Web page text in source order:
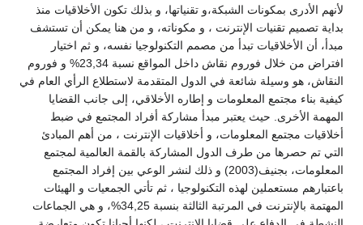
لأنهم الأدرى بمكونات الشبكة،و تقنياتها، و بذلك تكون الأخلاقيات منذ
بداية تصميم تقنيات الإنترنت ، و مكوناته، و من هنا يمكن أن تستشف
مبدأ، أن الأخلاقيات تبدأ من مصمم التكنولوجيا نفسه، و ثم اختيار
افتراض من خلال فوروم نقاش داخل المواقع نسبة 23,34% و فوروم
النقاش، هو وسيلة شائعة في الدول المتقدمة لاستطلاع الرأي العام في
كيفية بناء مجتمع المعلومات و إطاره الأخلاقي، إلى جانب القضايا
المهمة الأخرى. حيث يعتبر مبدأ مشاركة أفراد المجتمع في ضبط
أخلاقيات مجتمع المعلومات، و أخلاقيات الإنترنت ، من أهم المبادئ
التي تم حصرها من طرف الدول المشاركة بالقمة العالمية لمجتمع
المعلومات، بجنيف(2003) و ذلك لنشر الوعي بين إفراد المجتمع
باعتبارهم مستعملين لهذه التكنولوجيا ، ثم تأتي الجمعيات و الهيئات
المهتمة بالإنترنت في المرتبة الثالثة بنسبة 34,25%، و هي الجماعات